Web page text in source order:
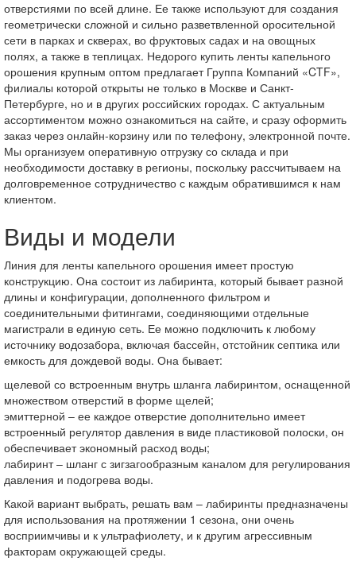
отверстиями по всей длине. Ее также используют для создания
геометрически сложной и сильно разветвленной оросительной
сети в парках и скверах, во фруктовых садах и на овощных
полях, а также в теплицах. Недорого купить ленты капельного
орошения крупным оптом предлагает Группа Компаний «CTF»,
филиалы которой открыты не только в Москве и Санкт-
Петербурге, но и в других российских городах. С актуальным
ассортиментом можно ознакомиться на сайте, и сразу оформить
заказ через онлайн-корзину или по телефону, электронной почте.
Мы организуем оперативную отгрузку со склада и при
необходимости доставку в регионы, поскольку рассчитываем на
долговременное сотрудничество с каждым обратившимся к нам
клиентом.
Виды и модели
Линия для ленты капельного орошения имеет простую
конструкцию. Она состоит из лабиринта, который бывает разной
длины и конфигурации, дополненного фильтром и
соединительными фитингами, соединяющими отдельные
магистрали в единую сеть. Ее можно подключить к любому
источнику водозабора, включая бассейн, отстойник септика или
емкость для дождевой воды. Она бывает:
щелевой со встроенным внутрь шланга лабиринтом, оснащенной
множеством отверстий в форме щелей;
эмиттерной – ее каждое отверстие дополнительно имеет
встроенный регулятор давления в виде пластиковой полоски, он
обеспечивает экономный расход воды;
лабиринт – шланг с зигзагообразным каналом для регулирования
давления и подогрева воды.
Какой вариант выбрать, решать вам – лабиринты предназначены
для использования на протяжении 1 сезона, они очень
восприимчивы и к ультрафиолету, и к другим агрессивным
факторам окружающей среды.